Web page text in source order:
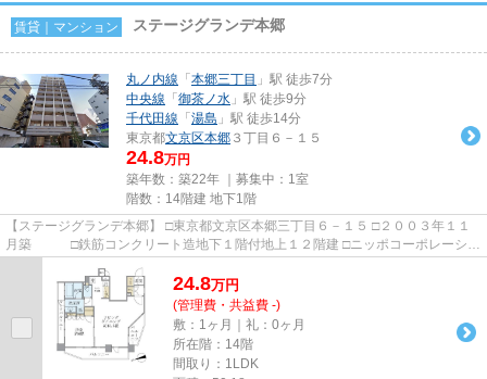
賃貸｜マンション ステージグランデ本郷
丸ノ内線 「 本郷三丁目 」駅 徒歩7分
中央線 「 御茶ノ水 」駅 徒歩9分
千代田線 「 湯島 」駅 徒歩14分
東京都文京区本郷 ３丁目６－１５
24.8万円
築年数：築22年 ｜募集中： 1室
階数：14階建 地下1階
【ステージグランデ本郷】 □東京都文京区本郷三丁目６－１５ □２００３年１１
月築 □鉄筋コンクリート造地下１階付地上１２階建 □ニッポコーポレーショ
24.8万円
(管理費・共益費 -)
敷：1ヶ月｜礼：0ヶ月
所在階：14階
間取り：1LDK